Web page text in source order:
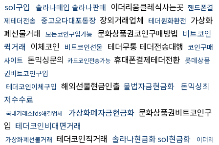
sol구입
솔라나매입 솔라나판매 이더리움클레식사는곳 핸드폰결
제테더전송 중고오다대포통장 장외거래업체 테더원화환전 가상화
폐선물거래
모든코인구입가능 문화상품권코인구매방법 비트코인
퀵거래 이체코인 비트코인선물 테더무통 테더전송대행 코인구매
사이트 돈믹싱문의 카드코인전송가능 휴대폰결제테더전환 롯데상품
권비트코인구입
테더코인이체구입 해외선물현금인출 불법자금현금화 돈믹싱최
저수수료
국내거래소fds해결업체 가상화폐자금현금화 문화상품권비트코인구
입 테더코인비대면거래
가상화폐선물거래 테더코인직거래 솔라나현금화 sol현금화
이더리